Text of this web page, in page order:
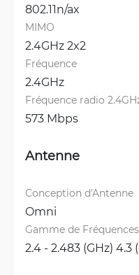
802.11n/ax
MIMO
2.4GHz 2x2
Fréquence
2.4GHz
Fréquence radio
573 Mbps
Antenne
Conception d'Antenne
Omni
Gamme de
2.4 - 2.483 (GHz) 4.3